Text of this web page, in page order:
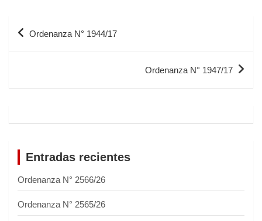
Ordenanza N° 1944/17
Ordenanza N° 1947/17
Entradas recientes
Ordenanza N° 2566/26
Ordenanza N° 2565/26